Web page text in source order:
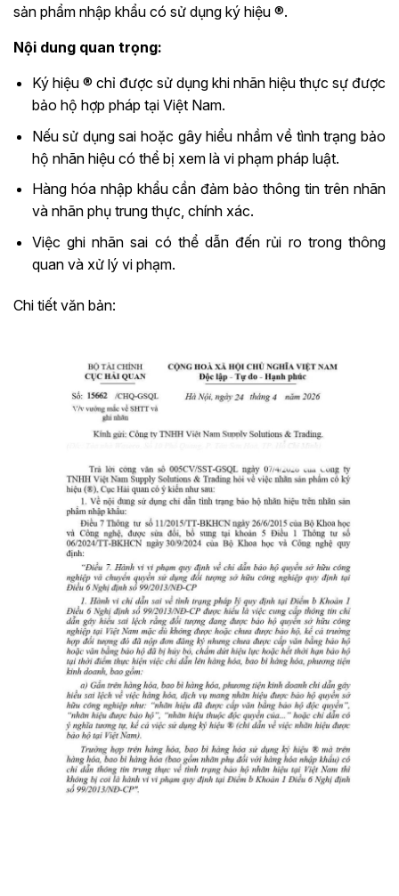
sản phẩm nhập khẩu có sử dụng ký hiệu ®.
Nội dung quan trọng:
Ký hiệu ® chỉ được sử dụng khi nhãn hiệu thực sự được
bảo hộ hợp pháp tại Việt Nam.
Nếu sử dụng sai hoặc gây hiểu nhầm về tình trạng bảo
hộ nhãn hiệu có thể bị xem là vi phạm pháp luật.
Hàng hóa nhập khẩu cần đảm bảo thông tin trên nhãn
và nhãn phụ trung thực, chính xác.
Việc ghi nhãn sai có thể dẫn đến rủi ro trong thông
quan và xử lý vi phạm.
Chi tiết văn bản: